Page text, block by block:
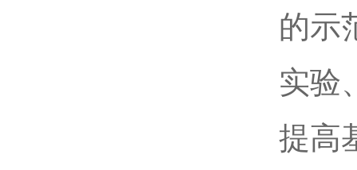
的示
实验
提高